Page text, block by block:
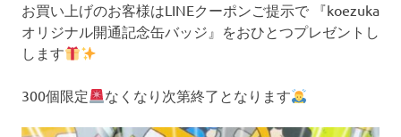
お買い上げのお客様はLINEクーポンご提示で 『koezuka
オリジナル開通記念缶バッジ』をおひとつプレゼントし
します
300個限定 なくなり次第終了となります